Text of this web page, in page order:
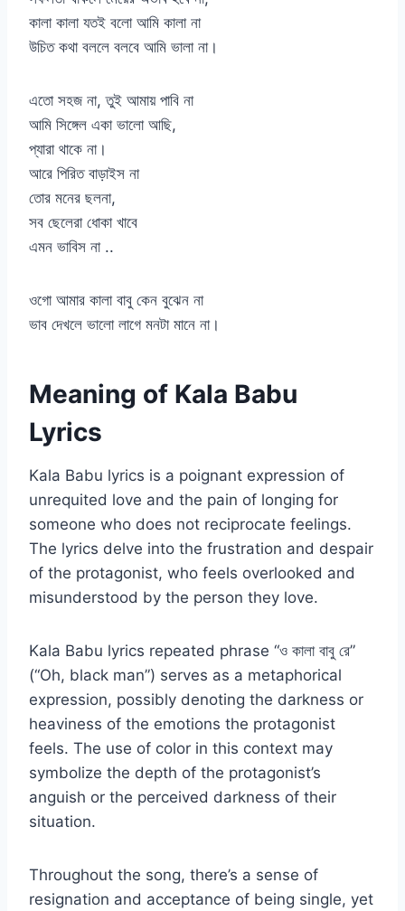
কালা কালা যতই বলো আমি কালা না
উচিত কথা বললে বলবে আমি ভালা না।
এতো সহজ না, তুই আমায় পাবি না
আমি সিঙ্গেল একা ভালো আছি,
প্যারা থাকে না।
আরে পিরিত বাড়াইস না
তোর মনের ছলনা,
সব ছেলেরা ধোকা খাবে
এমন ভাবিস না ..
ওগো আমার কালা বাবু কেন বুঝেন না
ভাব দেখলে ভালো লাগে মনটা মানে না।
Meaning of Kala Babu
Lyrics
Kala Babu lyrics is a poignant expression of
unrequited love and the pain of longing for
someone who does not reciprocate feelings.
The lyrics delve into the frustration and despair
of the protagonist, who feels overlooked and
misunderstood by the person they love.
Kala Babu lyrics repeated phrase “ও কালা বাবু রে”
(“Oh, black man”) serves as a metaphorical
expression, possibly denoting the darkness or
heaviness of the emotions the protagonist
feels. The use of color in this context may
symbolize the depth of the protagonist’s
anguish or the perceived darkness of their
situation.
Throughout the song, there’s a sense of
resignation and acceptance of being single, yet